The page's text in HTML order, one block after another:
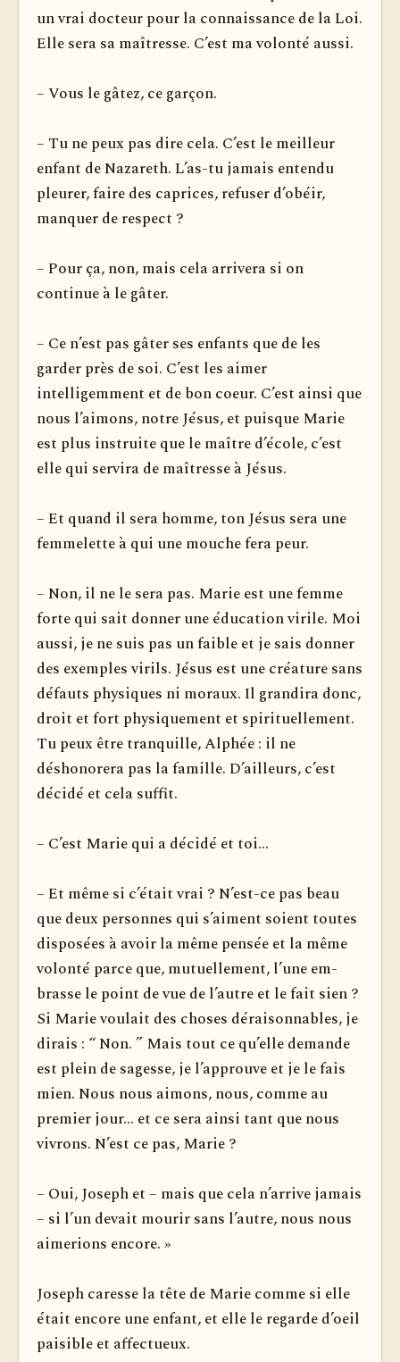
un vrai docteur pour la connaissance de la Loi.
Elle sera sa maîtresse. C’est ma volonté aussi.
– Vous le gâtez, ce garçon.
– Tu ne peux pas dire cela. C’est le meilleur
enfant de Nazareth. L’as-tu jamais entendu
pleurer, faire des caprices, refuser d’obéir,
manquer de respect ?
– Pour ça, non, mais cela arrivera si on
continue à le gâter.
– Ce n’est pas gâter ses enfants que de les
garder près de soi. C’est les aimer
intelligemment et de bon coeur. C’est ainsi que
nous l’aimons, notre Jésus, et puisque Marie
est plus instruite que le maître d’école, c’est
elle qui servira de maîtresse à Jésus.
– Et quand il sera homme, ton Jésus sera une
femmelette à qui une mouche fera peur.
– Non, il ne le sera pas. Marie est une femme
forte qui sait donner une éducation virile. Moi
aussi, je ne suis pas un faible et je sais donner
des exemples virils. Jésus est une créature sans
défauts physiques ni moraux. Il grandira donc,
droit et fort physiquement et spirituellement.
Tu peux être tranquille, Alphée : il ne
déshonorera pas la famille. D’ailleurs, c’est
décidé et cela suffit.
– C’est Marie qui a décidé et toi...
– Et même si c’était vrai ? N’est-ce pas beau
que deux personnes qui s’aiment soient toutes
disposées à avoir la même pensée et la même
volonté parce que, mutuellement, l’une em­
brasse le point de vue de l’autre et le fait sien ?
Si Marie voulait des choses déraisonnables, je
dirais : “ Non. ” Mais tout ce qu’elle demande
est plein de sagesse, je l’approuve et je le fais
mien. Nous nous aimons, nous, comme au
premier jour... et ce sera ainsi tant que nous
vivrons. N’est ce pas, Marie ?
– Oui, Joseph et – mais que cela n’arrive jamais
– si l’un devait mourir sans l’autre, nous nous
aimerions encore. »
Joseph caresse la tête de Marie comme si elle
était encore une enfant, et elle le regarde d’oeil
paisible et affectueux.